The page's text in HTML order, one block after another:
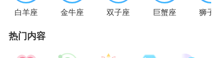
白羊座 金牛座 双子座 巨蟹座 狮子
热门内容